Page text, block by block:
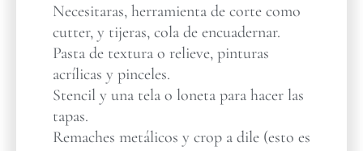
Necesitaras, herramienta de corte como
cutter, y tijeras, cola de encuadernar.
Pasta de textura o relieve, pinturas
acrílicas y pinceles.
Stencil y una tela o loneta para hacer las
tapas.
Remaches metálicos y crop a dile (esto es